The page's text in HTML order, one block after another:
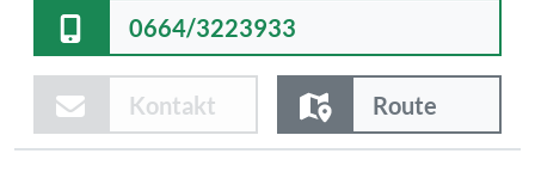
0664/3223933
Kontakt Route